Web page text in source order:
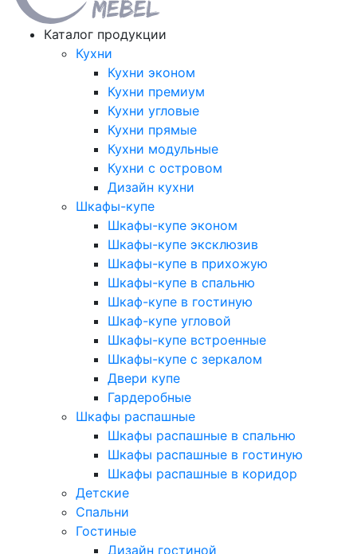
Каталог продукции
Кухни
Кухни эконом
Кухни премиум
Кухни угловые
Кухни прямые
Кухни модульные
Кухни с островом
Дизайн кухни
Шкафы-купе
Шкафы-купе эконом
Шкафы-купе эксклюзив
Шкафы-купе в прихожую
Шкафы-купе в спальню
Шкаф-купе в гостиную
Шкаф-купе угловой
Шкафы-купе встроенные
Шкафы-купе с зеркалом
Двери купе
Гардеробные
Шкафы распашные
Шкафы распашные в спальню
Шкафы распашные в гостиную
Шкафы распашные в коридор
Детские
Спальни
Гостиные
Дизайн гостиной